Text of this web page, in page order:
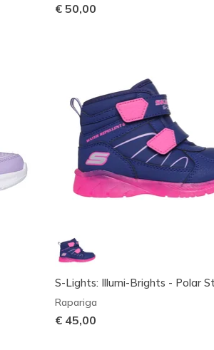
€ 50,00
S-Lights: Illumi-Brights - Polar
Rapariga
€ 45,00